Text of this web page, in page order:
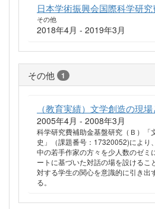
日本学術振興会国際科学研
その他
2018年4月 - 2019年3月
その他 1
（教育実績）文学創造の現
2005年4月 - 2008年3月
科学研究費補助金基盤研究（Ｂ）「
史」（課題番号：17320052)により
中の若手作家の方々を少人数のゼミ
ートに基づいた対話の場を設けるこ
対する学生の関心を意識的に引き出
る。